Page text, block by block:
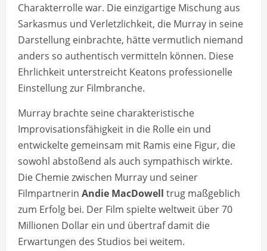
Charakterrolle war. Die einzigartige Mischung aus
Sarkasmus und Verletzlichkeit, die Murray in seine
Darstellung einbrachte, hätte vermutlich niemand
anders so authentisch vermitteln können. Diese
Ehrlichkeit unterstreicht Keatons professionelle
Einstellung zur Filmbranche.
Murray brachte seine charakteristische
Improvisationsfähigkeit in die Rolle ein und
entwickelte gemeinsam mit Ramis eine Figur, die
sowohl abstoßend als auch sympathisch wirkte.
Die Chemie zwischen Murray und seiner
Filmpartnerin Andie MacDowell trug maßgeblich
zum Erfolg bei. Der Film spielte weltweit über 70
Millionen Dollar ein und übertraf damit die
Erwartungen des Studios bei weitem.